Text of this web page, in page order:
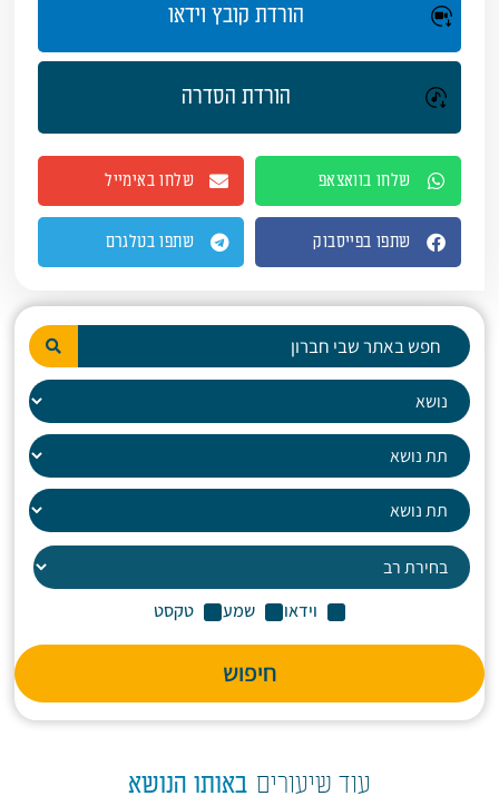
הורדת קובץ וידאו
הורדת הסדרה
שלחו בוואצאפ שלחו באימייל
שתפו בפייסבוק שתפו בטלגרם
וידאו שמע טקסט
חיפוש
עוד שיעורים באותו הנושא